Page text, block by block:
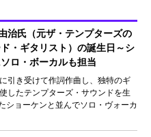
治氏（元ザ・テンプターズの
・ギタリスト）の誕生日～シ
ロ・ボーカルも担当
引き受けて作詞作曲し、独特のギ
したテンプターズ・サウンドを生
ショーケンと並んでソロ・ヴォーカ